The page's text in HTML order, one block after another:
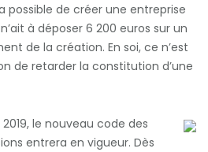
possible de créer une entreprise
à déposer 6 200 euros sur un
de la création. En soi, ce n’est
de retarder la constitution d’une
le nouveau code des
entrera en vigueur. Dès